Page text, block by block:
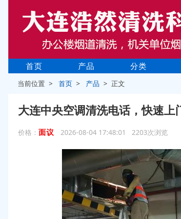
首页 产品 分类
当前位置 >首页 > 产品 > 正文
大连中央空调清洗电话，快速上
价格： 面议 2026-08-04 17:48:01 2203次浏览